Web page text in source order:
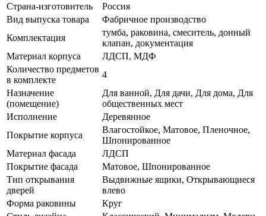
Страна-изготовитель
Россия
Вид выпуска товара
Фабричное производство
Комплектация
тумба, раковина, смеситель, донный
клапан, документация
Материал корпуса
ЛДСП, МДФ
Количество предметов
в комплекте
4
Назначение
(помещение)
Для ванной, Для дачи, Для дома, Для
общественных мест
Исполнение
Деревянное
Покрытие корпуса
Влагостойкое, Матовое, Пленочное,
Шпонированное
Материал фасада
ЛДСП
Покрытие фасада
Матовое, Шпонированное
Тип открывания
дверей
Выдвижные ящики, Открывающиеся
влево
Форма раковины
Круг